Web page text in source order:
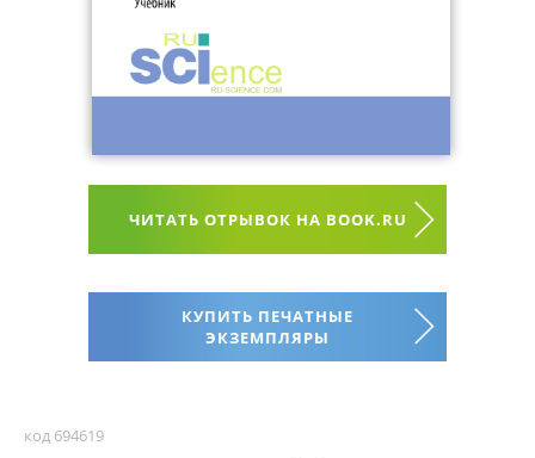
ЧИТАТЬ ОТРЫВОК НА BOOK.RU
КУПИТЬ ПЕЧАТНЫЕ
ЭКЗЕМПЛЯРЫ
код 694619